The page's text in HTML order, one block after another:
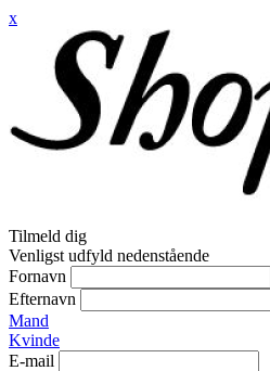
x
Tilmeld dig
Venligst udfyld nedenstående
Fornavn
Efternavn
Mand
Kvinde
E-mail